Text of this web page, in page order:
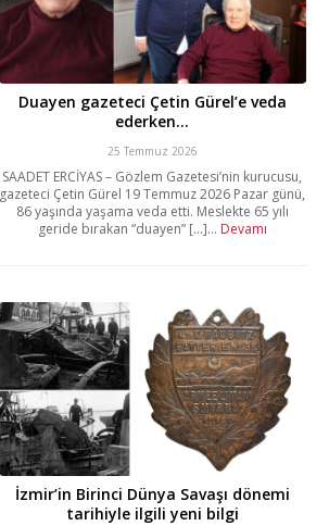
Duayen gazeteci Çetin Gürel’e veda
ederken…
25 Temmuz 2026
SAADET ERCİYAS – Gözlem Gazetesi’nin kurucusu,
gazeteci Çetin Gürel 19 Temmuz 2026 Pazar günü,
86 yaşında yaşama veda etti. Meslekte 65 yılı
geride bırakan “duayen” [...]... Devamı
İzmir’in Birinci Dünya Savaşı dönemi
tarihiyle ilgili yeni bilgi